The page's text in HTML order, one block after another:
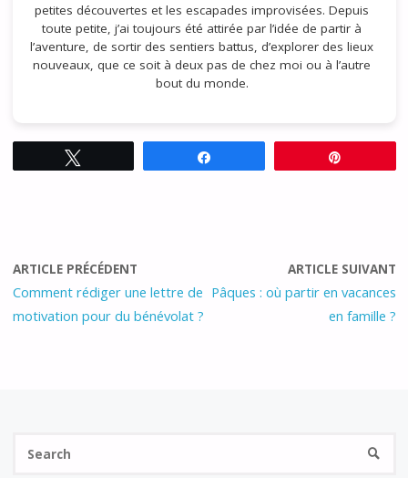
petites découvertes et les escapades improvisées. Depuis
toute petite, j’ai toujours été attirée par l’idée de partir à
l’aventure, de sortir des sentiers battus, d’explorer des lieux
nouveaux, que ce soit à deux pas de chez moi ou à l’autre
bout du monde.
ARTICLE PRÉCÉDENT
Comment rédiger une lettre de
motivation pour du bénévolat ?
ARTICLE SUIVANT
Pâques : où partir en vacances
en famille ?